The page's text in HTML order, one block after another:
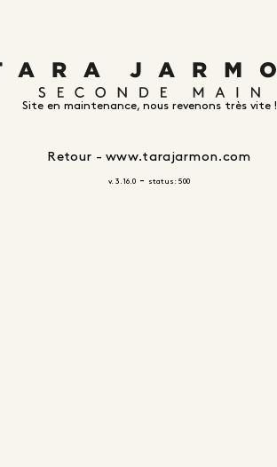
Site en maintenance, nous revenons très vite !
Retour - www.tarajarmon.com
v. 3.16.0 - status: 500